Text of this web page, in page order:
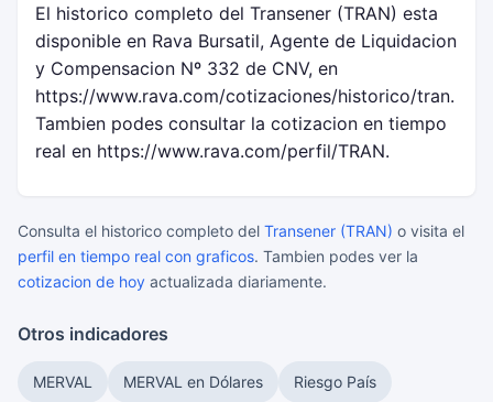
El historico completo del Transener (TRAN) esta
disponible en Rava Bursatil, Agente de Liquidacion
y Compensacion Nº 332 de CNV, en
https://www.rava.com/cotizaciones/historico/tran.
Tambien podes consultar la cotizacion en tiempo
real en https://www.rava.com/perfil/TRAN.
Consulta el historico completo del Transener (TRAN) o visita el
perfil en tiempo real con graficos. Tambien podes ver la
cotizacion de hoy actualizada diariamente.
Otros indicadores
MERVAL MERVAL en Dólares Riesgo País